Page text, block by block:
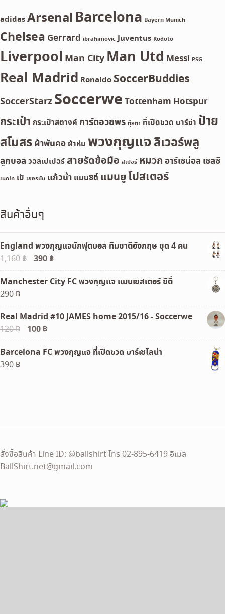
adidasArsenalBarcelona Bayern Munich
Chelsea Gerrard ibrahimovic Juventus Kodoto
Liverpool Man City Man Utd Messi PSG
Real Madrid Ronaldo SoccerBuddies
SoccerStarzSoccerwe Tottenham Hotspur
กระเป๋า กระเป๋าสตางค์ การ์ดอวยพร ตุ๊กตา ที่เปิดขวด บาร์ซ่า ป้าย
สโมสร ผ้าพันคอ ผ้าห่ม พวงกุญแจลิเวอร์พลู
ลูกบอล วอลเปเปอร์สายรัดข้อมือ สเปอร์ หมวก อาร์เซน่อล เชลซี
เนคไท เป้ เยอรมัน แก้วน้ำ แมนซิตี้ แมนยูโปสเตอร์
สินค้าอื่นๆ
England พวงกุญแจนักฟุตบอล ทีมชาติอังกฤษ ชุด 4 คน
1,160฿
Original
price
was:
390 ฿Current
price
is:
Manchester City FC พวงกุญแจ แมนเชสเตอร์ ซิตี้
290 ฿
Real Madrid #10 JAMES home 2015/16 - Soccerwe
120฿
Original
price
was:
100 ฿Current
price
is:
Barcelona FC พวงกุญแจ ที่เปิดขวด บาร์เซโลน่า
390 ฿
สั่งซื้อสินค้า Line ID: @ballshirt โทร 02-895-6419 อีเมล
BallShirt.net@gmail.com